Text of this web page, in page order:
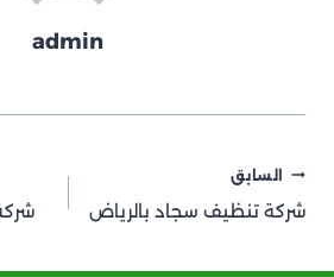
admin
تصفّح
المقالات
السابق
شركة تنظيف سجاد بالرياض